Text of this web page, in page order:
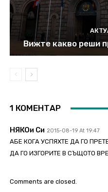
Вижте какво реши
1 КОМЕНТАР
НЯКОи Си 2015-08-19 At 19:47
АБЕ КОГА УСПЯХТЕ ДА ГО
ДА ГО ИЗГОРИТЕ В СЪЩОТО
Comments are closed.